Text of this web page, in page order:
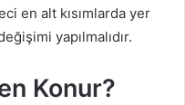
en alt kısımlarda yer
yapılmalıdır.
Konur?